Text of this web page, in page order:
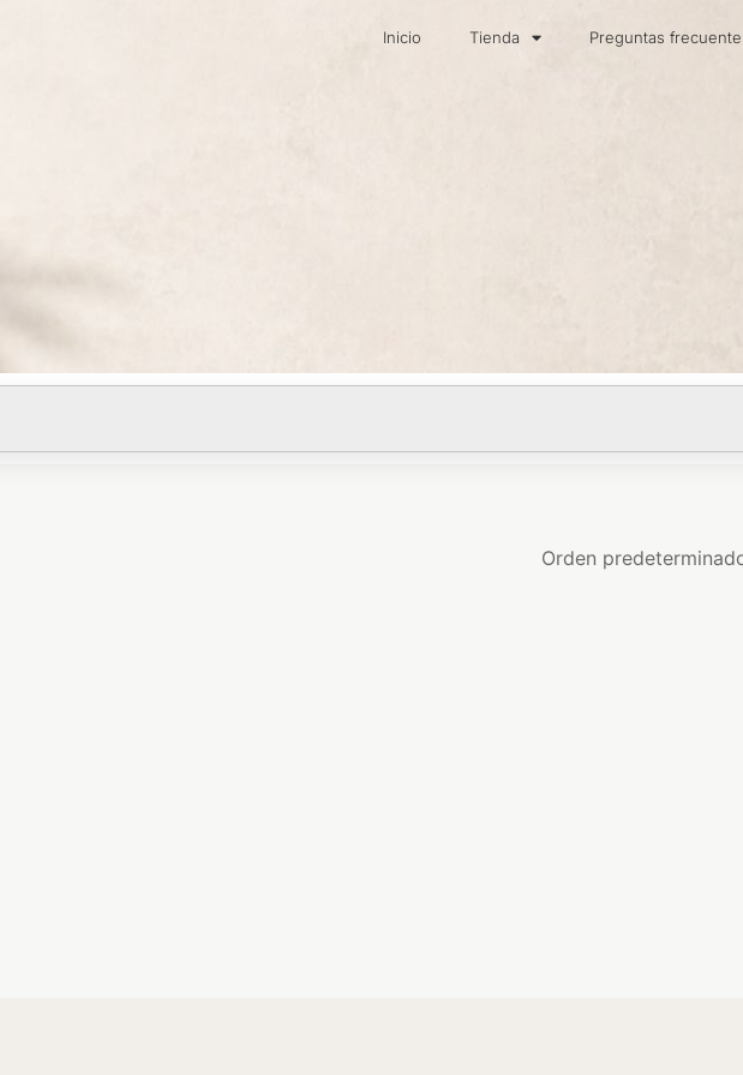
Inicio Tienda Preguntas